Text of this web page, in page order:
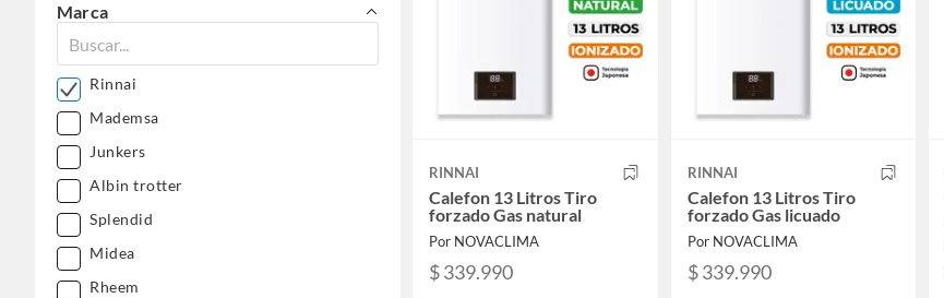
Marca
Rinnai
Mademsa
Junkers
Albin trotter
Splendid
Midea
Rheem
RINNAI
Calefon 13 Litros Tiro
forzado Gas natural
Por NOVACLIMA
$ 339.990
RINNAI
Calefon 13 Litros Tiro
forzado Gas licuado
Por NOVACLIMA
$ 339.990